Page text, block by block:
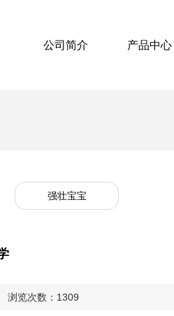
公司简介 产品中心
强壮宝宝
浏览次数：1309